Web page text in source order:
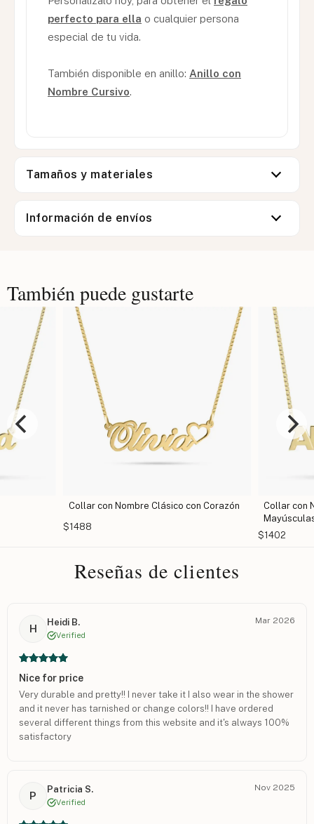
perfecto para ella o cualquier persona
especial de tu vida.
También disponible en anillo: Anillo con
Nombre Cursivo.
Tamaños y materiales
Información de envíos
También puede gustarte
con Corazón
Collar con Nombre en Letras
Reseñas de clientes
H
Heidi B.
Verified
Mar 2026
Nice for price
Very durable and pretty!! I never take it I also wear in the shower
and it never has tarnished or change colors!! I have ordered
several different things from this website and it's always 100%
satisfactory
P
Patricia S.
Verified
Nov 2025